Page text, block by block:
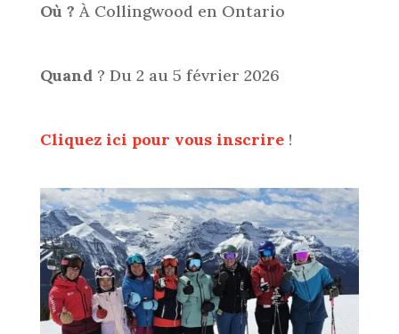
Où ? À Collingwood en Ontario
Quand? Du 2 au 5 février 2026
Cliquez ici pour vous inscrire!